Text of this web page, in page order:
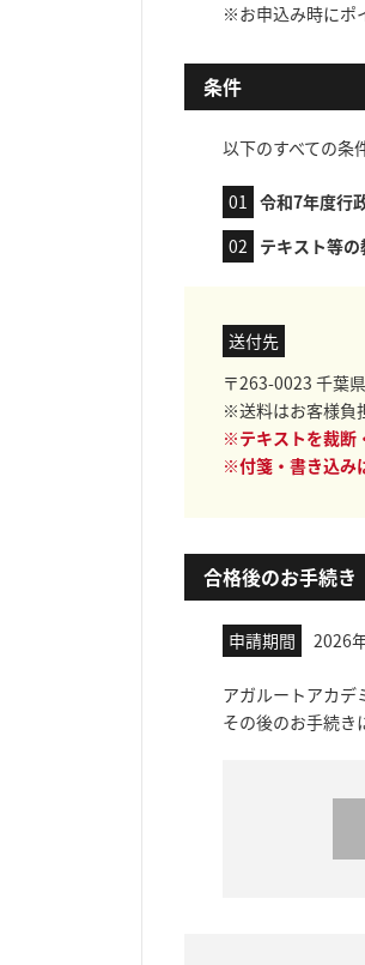
※お申込み時にポ
条件
以下のすべての条
01 令和7年度行
02 テキスト等
送付先
〒263-0023 千葉
※送料はお客様負
※テキストを裁断
※付箋・書き込み
合格後のお手続き
申請期間 2026
アガルートアカデ
その後のお手続き